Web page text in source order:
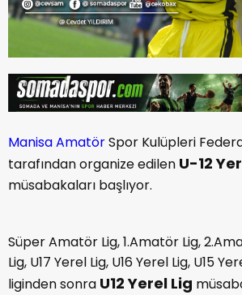
Manisa AmatörSpor Kulüpleri
tarafından organize edilen U-12
müsabakaları başlıyor.
Süper Amatör Lig, 1.Amatör Lig,
Lig, U17 Yerel Lig, U16 Yerel Lig, U15
liginden sonra U12 Yerel Lig